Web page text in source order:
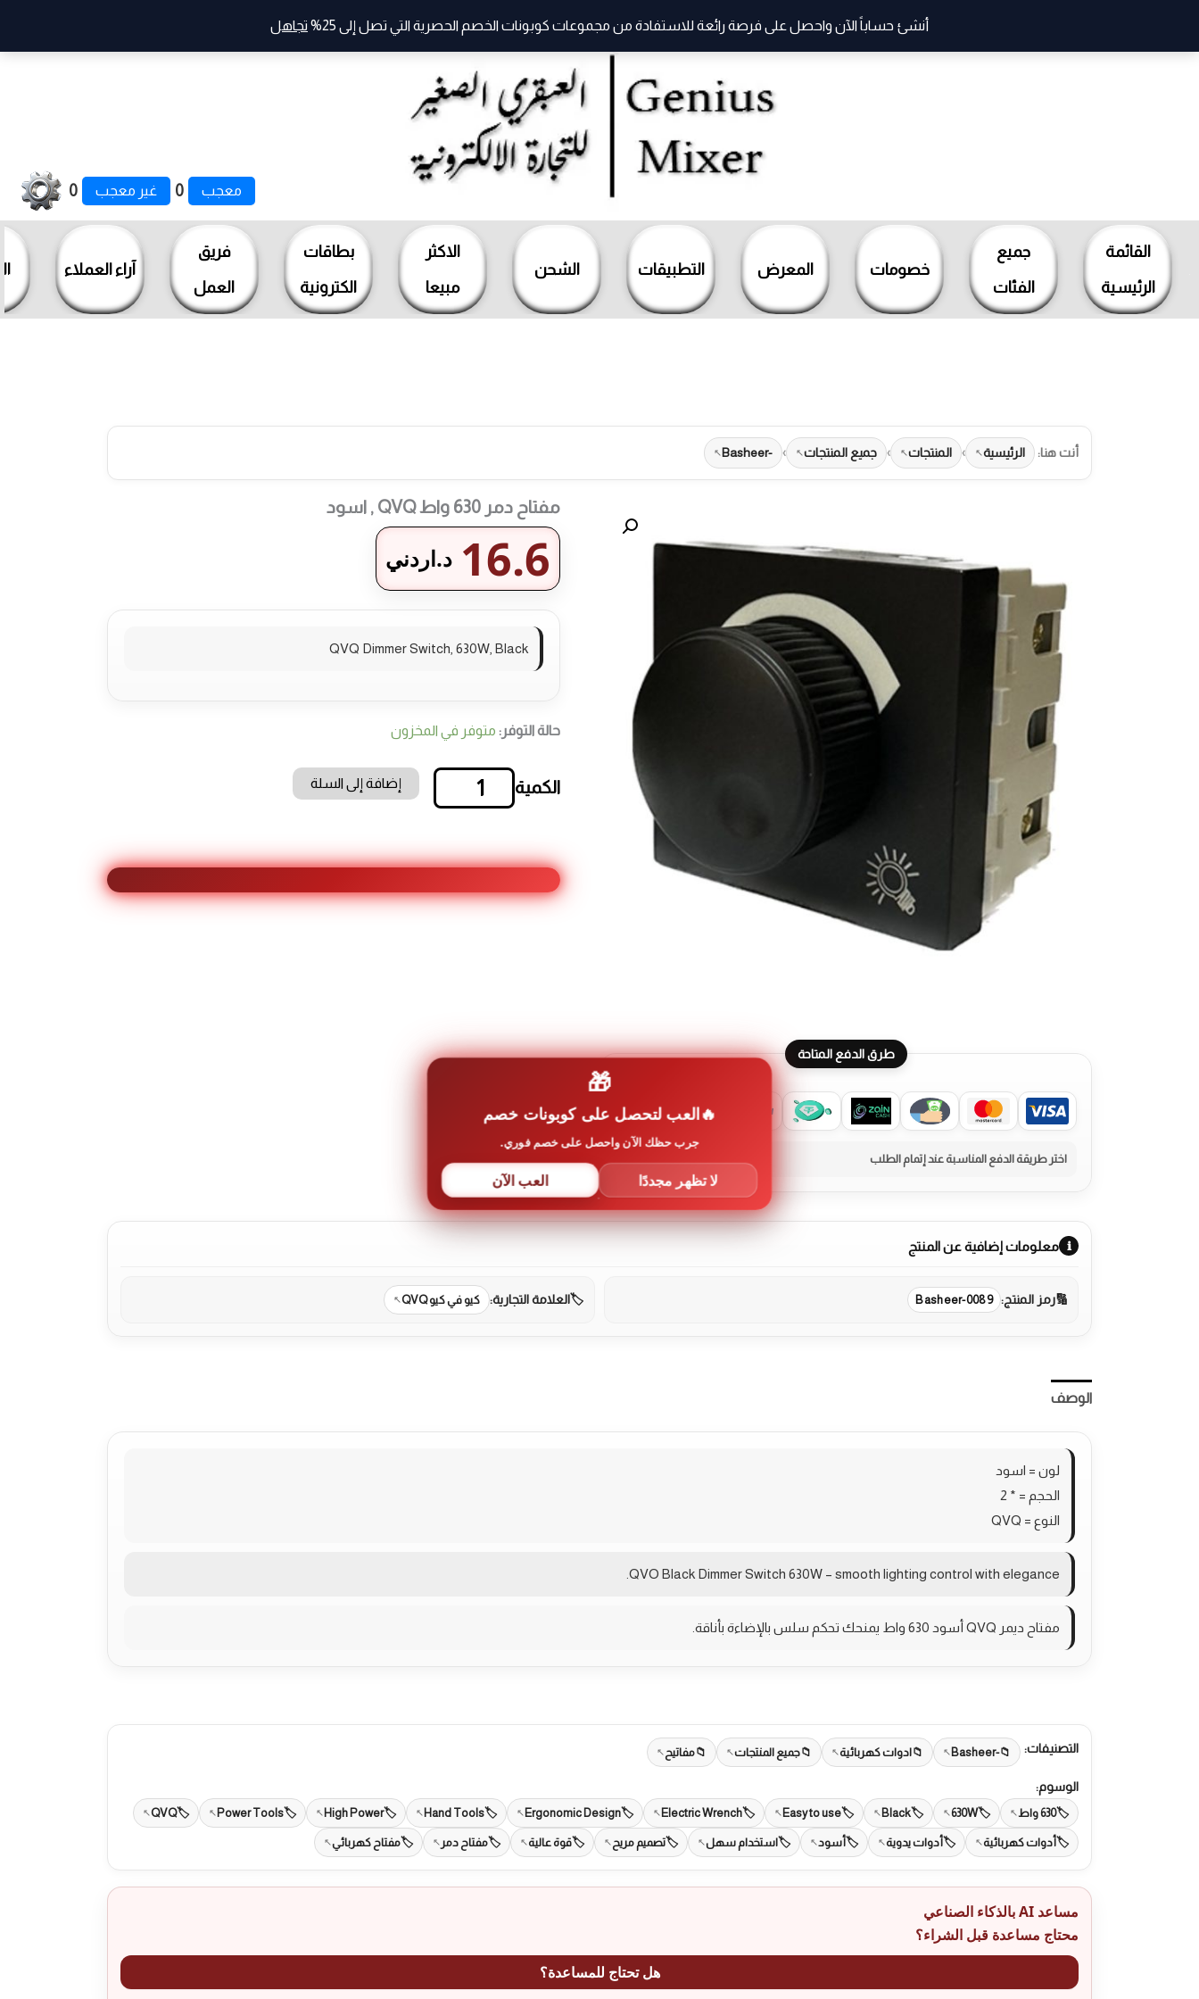
معجب 0 غير معجب 0
القائمة
الرئيسية
جميع
الفئات
خصومات المعرض التطبيقات الشحن
الاكثر
مبيعا
بطاقات
الكترونية
فريق
العمل
آراء العملاء
أنشئ حساباً الآن واحصل على فرصة رائعة للاستفادة من مجموعات كوبونات الخصم الحصرية التي تصل إلى 25% تجاهل
أنت هنا: الرئيسية › المنتجات › جميع المنتجات ›
-Basheer
طرق الدفع المتاحة
مفتاح دمر 630 واط QVQ , اسود
16.6 د.اردني
QVQ Dimmer Switch, 630W, Black
حالة التوفر: متوفر في المخزون
كمية
واط
QVQ
,
إضافة إلى السلة
معلومات إضافية عن المنتج
رمز المنتج: Basheer-0089 العلامة التجارية: كيو في كيو QVQ
الوصف
لون = اسود
الحجم = * 2
النوع = QVQ
QVO Black Dimmer Switch 630W – smooth lighting control with elegance.
مفتاح ديمر QVQ أسود 630 واط يمنحك تحكم سلس بالإضاءة بأناقة.
التصنيفات: -Basheer ادوات كهربائية جميع المنتجات مفاتيح
الوسوم:
630 واط 630W
Black
Easy to use
Electric Wrench
Ergonomic Design
Hand Tools
High Power
Power Tools
QVQ
أدوات كهربائية أدوات يدوية أسود استخدام سهل تصميم مريح قوة عالية مفتاح دمر مفتاح كهربائي
مساعد AI بالذكاء الصناعي
محتاج مساعدة قبل الشراء؟
هل تحتاج للمساعدة؟
🎁
العب لتحصل على كوبونات خصم
جرب حظك الآن واحصل على خصم فوري.
لا تظهر مجددًا العب الآن